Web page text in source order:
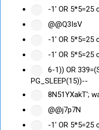
-1' OR 5*5=25
@@Q3IsV
-1' OR 5*5=25
-1' OR 5*5=25
6-1)) OR
PG_SLEEP(15))--
8N51YXakT';
@@j7p7N
-1' OR 5*5=25